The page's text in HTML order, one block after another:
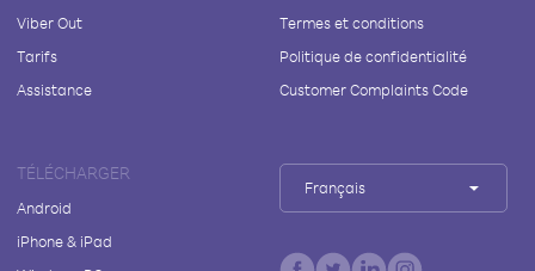
Viber Out
Tarifs
Assistance
Termes et conditions
Politique de confidentialité
Customer Complaints Code
TÉLÉCHARGER
Android
iPhone & iPad
Français